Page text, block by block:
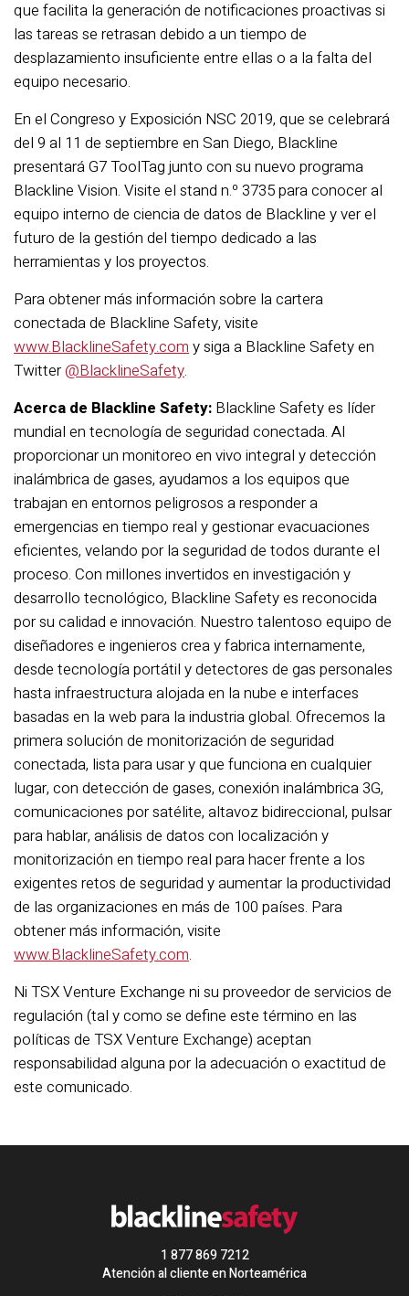
que facilita la generación de notificaciones proactivas si
las tareas se retrasan debido a un tiempo de
desplazamiento insuficiente entre ellas o a la falta del
equipo necesario.
En el Congreso y Exposición NSC 2019, que se celebrará
del 9 al 11 de septiembre en San Diego, Blackline
presentará G7 ToolTag junto con su nuevo programa
Blackline Vision. Visite el stand n.º 3735 para conocer al
equipo interno de ciencia de datos de Blackline y ver el
futuro de la gestión del tiempo dedicado a las
herramientas y los proyectos.
Para obtener más información sobre la cartera
conectada de Blackline Safety, visite
www.BlacklineSafety.comy siga a Blackline Safety en
Twitter@BlacklineSafety.
Acerca de Blackline Safety: Blackline Safety es líder
mundial en tecnología de seguridad conectada. Al
proporcionar un monitoreo en vivo integral y detección
inalámbrica de gases, ayudamos a los equipos que
trabajan en entornos peligrosos a responder a
emergencias en tiempo real y gestionar evacuaciones
eficientes, velando por la seguridad de todos durante el
proceso. Con millones invertidos en investigación y
desarrollo tecnológico, Blackline Safety es reconocida
por su calidad e innovación. Nuestro talentoso equipo de
diseñadores e ingenieros crea y fabrica internamente,
desde tecnología portátil y detectores de gas personales
hasta infraestructura alojada en la nube e interfaces
basadas en la web para la industria global. Ofrecemos la
primera solución de monitorización de seguridad
conectada, lista para usar y que funciona en cualquier
lugar, con detección de gases, conexión inalámbrica 3G,
comunicaciones por satélite, altavoz bidireccional, pulsar
para hablar, análisis de datos con localización y
monitorización en tiempo real para hacer frente a los
exigentes retos de seguridad y aumentar la productividad
de las organizaciones en más de 100 países. Para
obtener más información, visite
www.BlacklineSafety.com.
Ni TSX Venture Exchange ni su proveedor de servicios de
regulación (tal y como se define este término en las
políticas de TSX Venture Exchange) aceptan
responsabilidad alguna por la adecuación o exactitud de
este comunicado.
1 877 869 7212
Atención al cliente en Norteamérica